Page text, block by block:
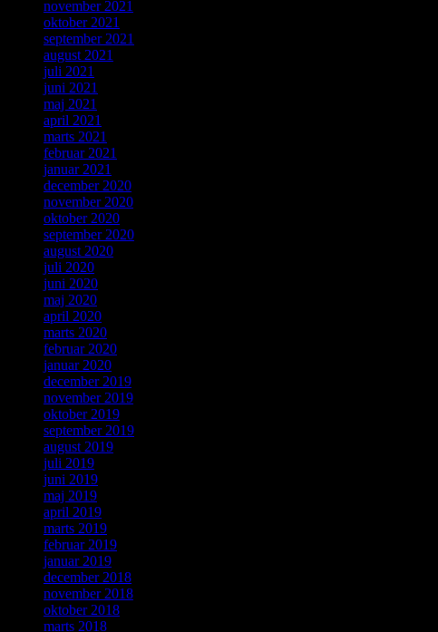
november 2021
oktober 2021
september 2021
august 2021
juli 2021
juni 2021
maj 2021
april 2021
marts 2021
februar 2021
januar 2021
december 2020
november 2020
oktober 2020
september 2020
august 2020
juli 2020
juni 2020
maj 2020
april 2020
marts 2020
februar 2020
januar 2020
december 2019
november 2019
oktober 2019
september 2019
august 2019
juli 2019
juni 2019
maj 2019
april 2019
marts 2019
februar 2019
januar 2019
december 2018
november 2018
oktober 2018
marts 2018